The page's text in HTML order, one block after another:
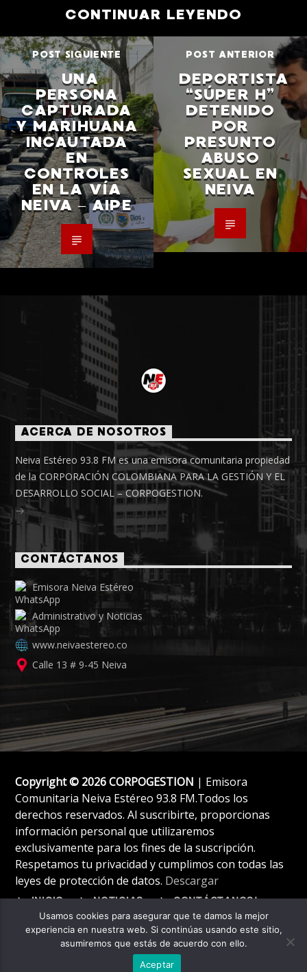
CONTINUAR LEYENDO
POST SIGUIENTE
UNA
PERSONA
CAPTURADA
Y MARIHUANA
INCAUTADA
EN
CONTROLES
EN LA VÍA
NEIVA – AIPE
POST ANTERIOR
DEPORTISTA
“SÚPER H”
DETENIDO
POR
PRESUNTO
ABUSO
SEXUAL EN
NEIVA
ACERCA DE NOSOTROS
Neiva Estéreo 93.8 FM es una emisora comunitaria propiedad
de la CORPORACIÓN COLOMBIANA PARA LA GESTIÓN Y EL
DESARROLLO SOCIAL – CORPOGESTION.
CONTÁCTANOS
Emisora Neiva Estéreo
Administrativo y Noticias
www.neivaestereo.co
Calle 13 # 9-45 Neiva
Copyright © 2026 CORPOGESTION | Emisora
Comunitaria Neiva Estéreo 93.8 FM.Todos los
derechos reservados. Al suscribirte, proporcionas
información personal que utilizaremos
exclusivamente para los fines de la suscripción.
Respetamos tu privacidad y cumplimos con todas las
leyes de protección de datos. Descargar
INICIO NOTICIAS CONTÁCTANOS!
Usamos cookies para asegurar que te damos la mejor
experiencia en nuestra web. Si continúas usando este sitio,
asumiremos que estás de acuerdo con ello.
Aceptar